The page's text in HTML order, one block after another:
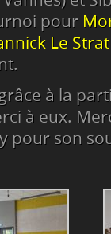
pour
Le Strat
à la
à eux.
pour son